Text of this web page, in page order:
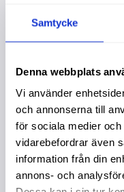
Samtycke
Denna webbplats
Vi använder
och annonserna till
för sociala medier
vidarebefordrar även
information från din
annons- och